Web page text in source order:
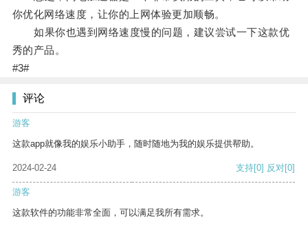
你优化网络速度，让你的上网体验更加顺畅。
如果你也遇到网络速度慢的问题，建议尝试一下这款优
秀的产品。
#3#
评论
游客
这款app就像我的娱乐小助手，随时随地为我的娱乐提供帮助。
2024-02-24 支持[0] 反对[0]
游客
这款软件的功能非常全面，可以满足我所有需求。